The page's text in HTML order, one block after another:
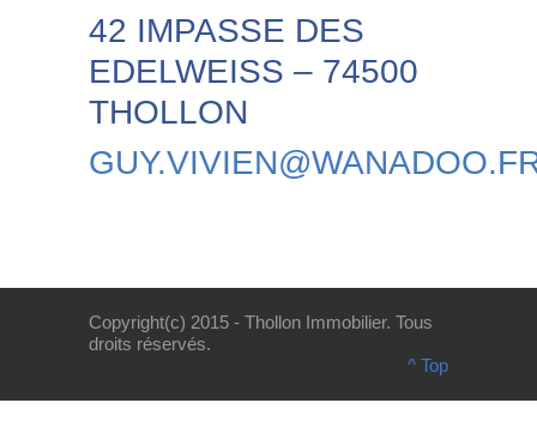
42 IMPASSE DES
EDELWEISS – 74500
THOLLON
Copyright(c) 2015 - Thollon Immobilier. Tous
droits réservés.
^ Top